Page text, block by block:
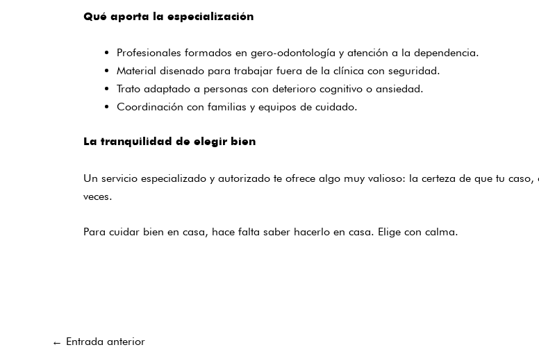
Qué aporta la especialización
Profesionales formados en gero-odontología y atención a la dependencia.
Material disenado para trabajar fuera de la clínica con seguridad.
Trato adaptado a personas con deterioro cognitivo o ansiedad.
Coordinación con familias y equipos de cuidado.
La tranquilidad de elegir bien
Un servicio especializado y autorizado te ofrece algo muy valioso: la certeza de que tu
veces.
Para cuidar bien en casa, hace falta saber hacerlo en casa. Elige con calma.
← Entrada anterior